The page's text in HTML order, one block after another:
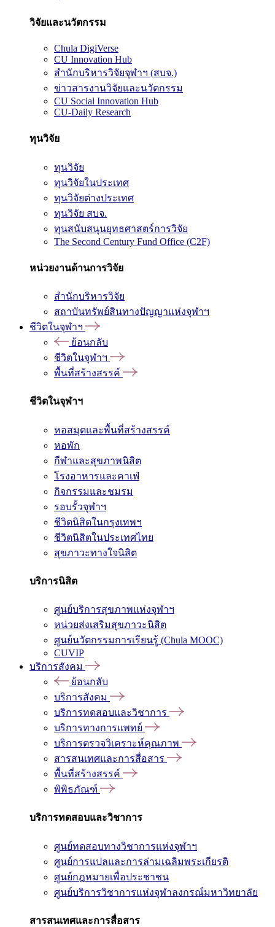
วิจัยและนวัตกรรม
Chula DigiVerse
CU Innovation Hub
สำนักบริหารวิจัยจุฬาฯ (สบจ.)
ข่าวสารงานวิจัยและนวัตกรรม
CU Social Innovation Hub
CU-Daily Research
ทุนวิจัย
ทุนวิจัย
ทุนวิจัยในประเทศ
ทุนวิจัยต่างประเทศ
ทุนวิจัย สบจ.
ทุนสนับสนุนยุทธศาสตร์การวิจัย
The Second Century Fund Office (C2F)
หน่วยงานด้านการวิจัย
สำนักบริหารวิจัย
สถาบันทรัพย์สินทางปัญญาแห่งจุฬาฯ
ชีวิตในจุฬาฯ
ย้อนกลับ
ชีวิตในจุฬาฯ
พื้นที่สร้างสรรค์
ชีวิตในจุฬาฯ
หอสมุดและพื้นที่สร้างสรรค์
หอพัก
กีฬาและสุขภาพนิสิต
โรงอาหารและคาเฟ่
กิจกรรมและชมรม
รอบรั้วจุฬาฯ
ชีวิตนิสิตในกรุงเทพฯ
ชีวิตนิสิตในประเทศไทย
สุขภาวะทางใจนิสิต
บริการนิสิต
ศูนย์บริการสุขภาพแห่งจุฬาฯ
หน่วยส่งเสริมสุขภาวะนิสิต
ศูนย์นวัตกรรมการเรียนรู้ (Chula MOOC)
CUVIP
บริการสังคม
ย้อนกลับ
บริการสังคม
บริการทดสอบและวิชาการ
บริการทางการแพทย์
บริการตรวจวิเคราะห์คุณภาพ
สารสนเทศและการสื่อสาร
พื้นที่สร้างสรรค์
พิพิธภัณฑ์
บริการทดสอบและวิชาการ
ศูนย์ทดสอบทางวิชาการแห่งจุฬาฯ
ศูนย์การแปลและการล่ามเฉลิมพระเกียรติ
ศูนย์กฎหมายเพื่อประชาชน
ศูนย์บริการวิชาการแห่งจุฬาลงกรณ์มหาวิทยาลัย
สารสนเทศและการสื่อสาร